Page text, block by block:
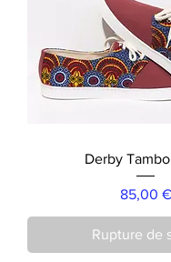
Derby
Prix
85,00 €
Rupture de